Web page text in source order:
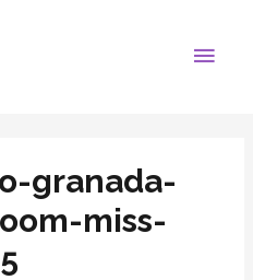
granada-
miss-